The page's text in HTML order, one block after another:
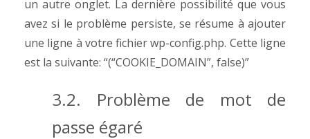
un autre onglet. La dernière possibilité que vous
avez si le problème persiste, se résume à ajouter
une ligne à votre fichier wp-config.php. Cette ligne
est la suivante: “(“COOKIE_DOMAIN”, false)”
3.2. Problème de mot de
passe égaré